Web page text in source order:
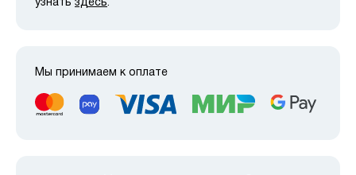
узнать здесь.
Мы принимаем к оплате